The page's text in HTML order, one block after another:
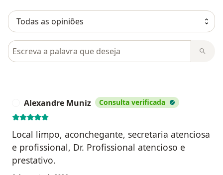
Pesquisar em opiniões
Alexandre Muniz Consulta verificada
Local limpo, aconchegante, secretaria atenciosa
e profissional, Dr. Profissional atencioso e
prestativo.